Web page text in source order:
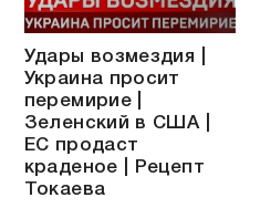
Удары возмездия |
Украина просит
перемирие |
Зеленский в США |
ЕС продаст
краденое | Рецепт
Токаева